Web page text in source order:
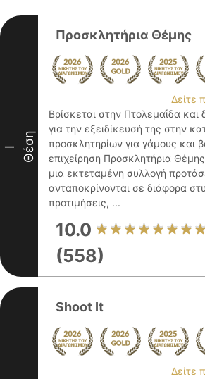
I Θέση
Προσκλητήρια Θέμης
Δείτε
Βρίσκεται στην Πτολεμαΐδα και
για την εξειδίκευσή της στην
προσκλητηρίων για γάμους και
επιχείρηση Προσκλητήρια
μια εκτεταμένη συλλογή
ανταποκρίνονται σε διάφορα
προτιμήσεις, ...
10.0
(558)
Shoot It
Δείτε